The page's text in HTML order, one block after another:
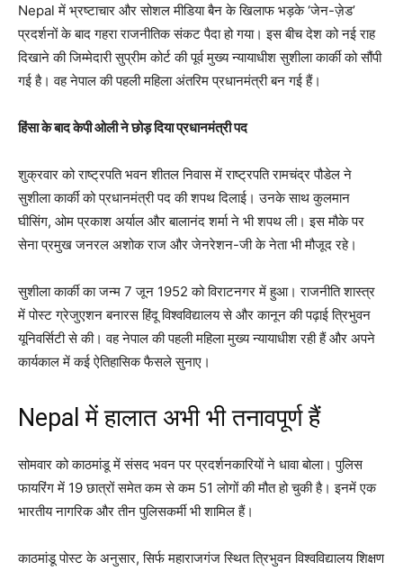
Nepal में भ्रष्टाचार और सोशल मीडिया बैन के खिलाफ भड़के ‘जेन-ज़ेड’
प्रदर्शनों के बाद गहरा राजनीतिक संकट पैदा हो गया। इस बीच देश को नई राह
दिखाने की जिम्मेदारी सुप्रीम कोर्ट की पूर्व मुख्य न्यायाधीश सुशीला कार्की को सौंपी
गई है। वह नेपाल की पहली महिला अंतरिम प्रधानमंत्री बन गई हैं।
हिंसा के बाद केपी ओली ने छोड़ दिया प्रधानमंत्री पद
शुक्रवार को राष्ट्रपति भवन शीतल निवास में राष्ट्रपति रामचंद्र पौडेल ने
सुशीला कार्की को प्रधानमंत्री पद की शपथ दिलाई। उनके साथ कुलमान
घीसिंग, ओम प्रकाश अर्याल और बालानंद शर्मा ने भी शपथ ली। इस मौके पर
सेना प्रमुख जनरल अशोक राज और जेनरेशन-जी के नेता भी मौजूद रहे।
सुशीला कार्की का जन्म 7 जून 1952 को विराटनगर में हुआ। राजनीति शास्त्र
में पोस्ट ग्रेजुएशन बनारस हिंदू विश्वविद्यालय से और कानून की पढ़ाई त्रिभुवन
यूनिवर्सिटी से की। वह नेपाल की पहली महिला मुख्य न्यायाधीश रही हैं और अपने
कार्यकाल में कई ऐतिहासिक फैसले सुनाए।
Nepal में हालात अभी भी तनावपूर्ण हैं
सोमवार को काठमांडू में संसद भवन पर प्रदर्शनकारियों ने धावा बोला। पुलिस
फायरिंग में 19 छात्रों समेत कम से कम 51 लोगों की मौत हो चुकी है। इनमें एक
भारतीय नागरिक और तीन पुलिसकर्मी भी शामिल हैं।
काठमांडू पोस्ट के अनुसार, सिर्फ महाराजगंज स्थित त्रिभुवन विश्वविद्यालय शिक्षण